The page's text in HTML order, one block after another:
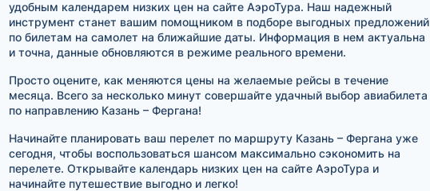
удобным календарем низких цен на сайте АэроТура. Наш надежный
инструмент станет вашим помощником в подборе выгодных предложений
по билетам на самолет на ближайшие даты. Информация в нем актуальна
и точна, данные обновляются в режиме реального времени.
Просто оцените, как меняются цены на желаемые рейсы в течение
месяца. Всего за несколько минут совершайте удачный выбор авиабилета
по направлению Казань – Фергана!
Начинайте планировать ваш перелет по маршруту Казань – Фергана уже
сегодня, чтобы воспользоваться шансом максимально сэкономить на
перелете. Открывайте календарь низких цен на сайте АэроТура и
начинайте путешествие выгодно и легко!